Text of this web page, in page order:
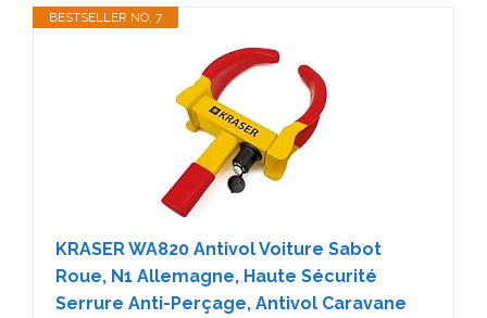
BESTSELLER NO. 7
KRASER WA820 Antivol Voiture Sabot
Roue, N1 Allemagne, Haute Sécurité
Serrure Anti-Perçage, Antivol Caravane